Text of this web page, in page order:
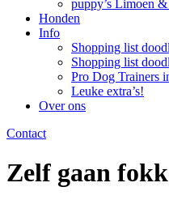
puppy’s Limoen
Honden
Info
Shopping list
Shopping list
Pro Dog Trainers
Leuke extra’s!
Over ons
Contact
Zelf gaan